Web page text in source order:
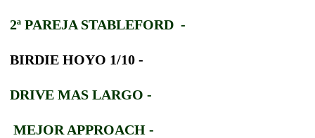
2ª PAREJA STABLEFORD -
BIRDIE HOYO 1/10 -
DRIVE MAS LARGO -
MEJOR APPROACH -